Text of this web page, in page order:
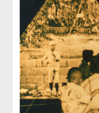
関東大震災映
映像